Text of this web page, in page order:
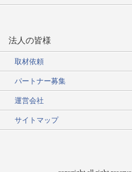
法人の皆様
取材依頼
パートナー募集
運営会社
サイトマップ